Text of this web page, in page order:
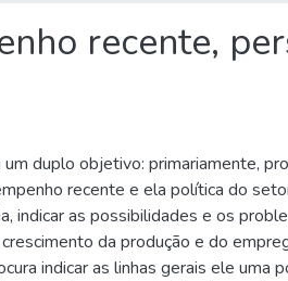
recente,
duplo objetivo: primariamente,
recente e ela política do
indicar as possibilidades e os
da produção e do
indicar as linhas gerais ele uma